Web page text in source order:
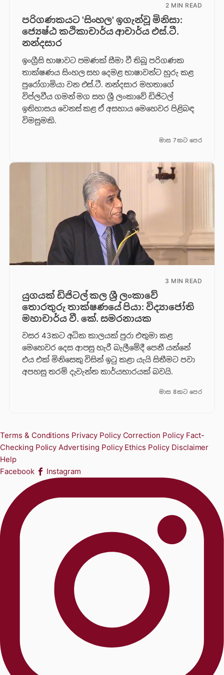
2 MIN READ
පරිගණකයට 'සිංහල' ඉගැන්වූ මිනිසා:
ජ්‍යෙෂ්ඨ කථිකාචාර්ය ආචාර්ය එස්.ටී.
නන්දසාර
ඉංග්‍රීසි භාෂාවට පමණක් සීමා වී තිබූ පරිගණක
තාක්ෂණය සිංහල සහ දෙමළ භාෂාවන්ට හුරු කළ
පුරෝගාමියා වන එස්.ටී. නන්දසාර මහතාගේ
විප්ලවීය ගමන් මග සහ ශ්‍රී ලංකාවේ ඩිජිටල්
ඉතිහාසය වෙනස් කළ ඒ අසහාය මෙහෙවර පිළිබඳ
විමසුමකි.
මාස 7කට පෙර
3 MIN READ
යුගයක් ඩිජිටල් කල ශ්‍රී ලංකාවේ
තොරතුරු තාක්ෂණයේ පියා: විද්‍යාජෝති
මහාචාර්ය වී. කේ. සමරනායක
වසර 43කට අධික කාලයක් පුරා එතුමා කළ
මෙහෙවර දෙස ආපසු හැරී බැලීමේදී පෙනී යන්නේ
එය එක් මිනිසෙකු විසින් ඉටු කළා යැයි සිතීමට පවා
අපහසු තරම් දැවැන්ත කාර්යභාරයක් බවයි.
මාස 8කට පෙර
Terms & Conditions Privacy Policy Correction Policy Fact-
Checking Policy Advertising Policy Ethics Policy Disclaimer
Help
Facebook
Instagram